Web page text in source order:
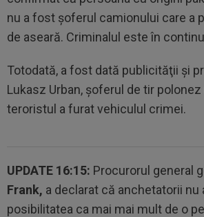
nu a fost şoferul camionului care a
de aseară. Criminalul este în
Totodată, a fost dată publicităţii şi
Lukasz Urban, şoferul de tir
teroristul a furat vehiculul crimei.
UPDATE 16:15: Procurorul general
Frank, a declarat că anchetatorii nu
posibilitatea ca mai mai mult de o